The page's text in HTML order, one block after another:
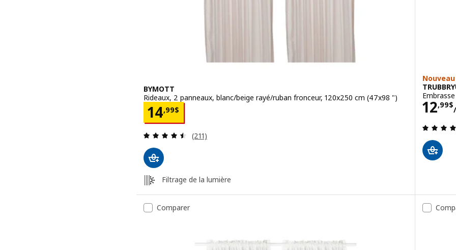
BYMOTT
Rideaux, 2 panneaux, blanc/beige rayé/ruban fronceur, 120x250 cm (47x98 ")
14,99$
Prix 14,99$
Examen: 4.5 sur des 5 Étoiles. Total des évaluations:
(211)
Filtrage de la lumière
Nouveau
12,99$
Prix
Comparer